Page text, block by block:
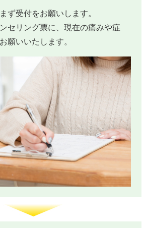
ず受付をお願いします。
セリング票に、現在の痛みや症
願いいたします。